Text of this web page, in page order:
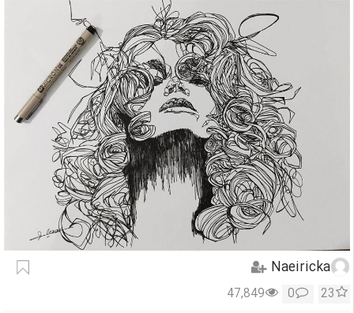
Naeiricka
23
0
47,849